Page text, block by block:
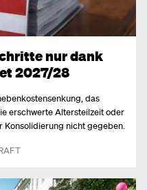
nur dank
2027/28
das
erschwerte Altersteilzeit oder
Konsolidierung nicht gegeben.